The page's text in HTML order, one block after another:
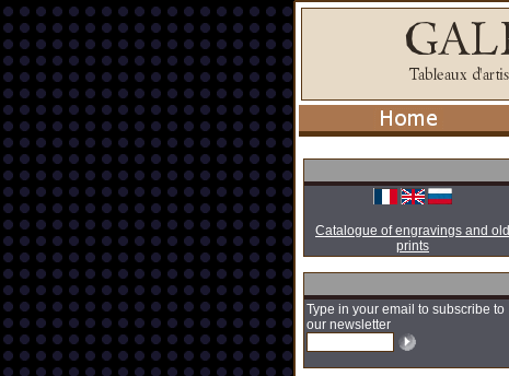
Catalogue of engravings and old
prints
Type in your email to subscribe to
our newsletter